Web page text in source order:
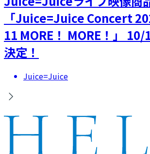
「Juice=Juice Concert
11 MORE！ MORE！」
決定！
Juice=Juice